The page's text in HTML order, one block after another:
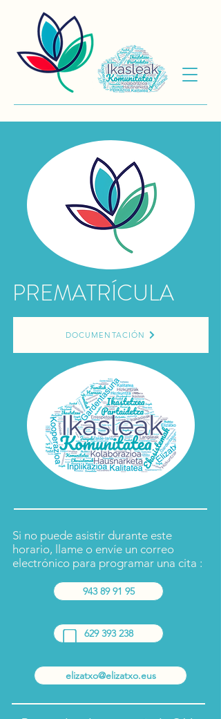
PREMATRÍCULA
DOCUMENTACIÓN
Si no puede asistir durante este
horario, llame o envíe un correo
electrónico para programar una cita :
943 89 91 95
629 393 238
elizatxo@elizatxo.eus